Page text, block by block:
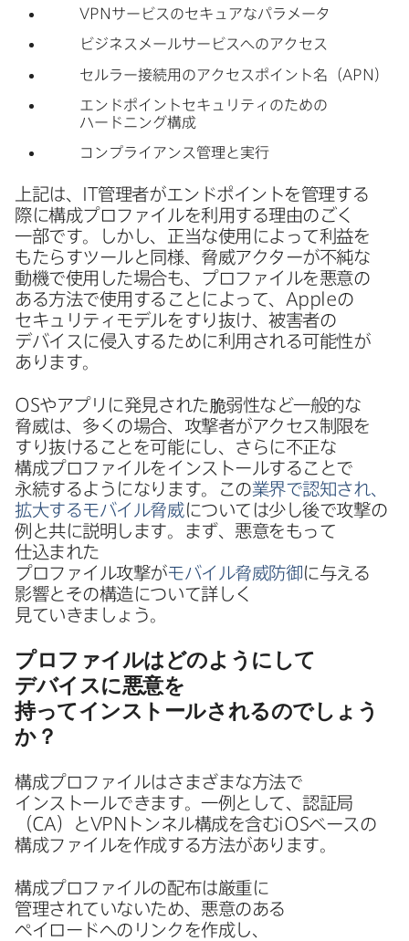
VPN サービスの​セキュアな​パラメータ
ビジネスメールサービスへの​アクセス
セルラー接続用の​アクセスポイント名​（APN ）
エンドポイントセキュリティの​ための​
ハードニング構成
コンプライアンス管理と​実行
上記は、 IT管理者が​エンドポイントを​管理する​
際に​構成プロファイルを​利用する​理由の​ごく​
一部です。​しかし、​正当な​使用に​よって​利益を​
もたらすツールと​同様、​脅威アクターが​不純な​
動機で​使用した​場合も、​プロファイルを​悪意の​
ある​方法で​使用する​ことに​よって、 Appleの​
セキュリティモデルを​すり抜け、​被害者の​
デバイスに​侵入する​ために​利用される​可能性が​
あります。
OSや​アプリに​発見された​脆弱性など​一般的な​
脅威は、​多くの​場合、​攻撃者が​アクセス制限を​
すり抜ける​ことを​可能にし、​さらに​不正な​
構成プロファイルを​インストールする​ことで​
永続するようになります。​この業界で​認知され、​
拡大する​モバイル脅威に​ついては​少し後で​攻撃の​
例と​共に​説明します。​まず、​悪意を​もって​
仕込まれた​
プロファイル攻撃がモバイル脅威防御 に​与える​
影響と​その​構造に​ついて​詳しく​
見ていきましょう。
プロファイルは​どのように​して​
デバイスに​悪意を​
持ってインストールされるのでしょう
か？
構成プロファイルは​さまざまな​方法で​
インストールできます。​一例と​して、​認証局​
（CA ）と VPN トンネル構成を​含むiOSベースの​
構成ファイルを​作成する​方​法が​あります。
構成プロファイルの​配布は​厳重に​
管理されていないため、​悪意の​ある​
ペイロードへの​リンクを​作成し、​